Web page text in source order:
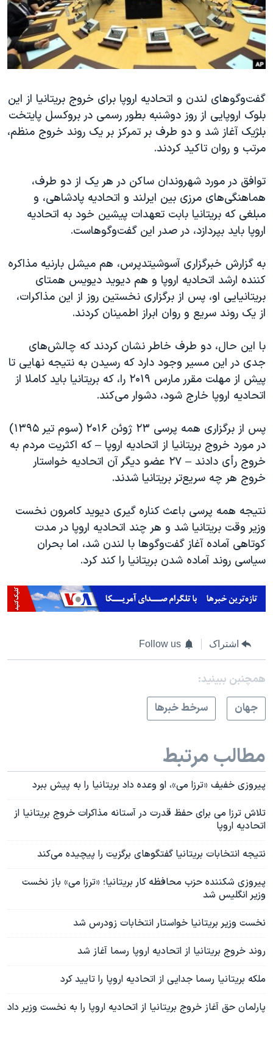
فرهنگ و زندگی
حقوق شهروندی
اقتصادی
اسرائیل در جنگ
گالری عکس
آرشیو پخش زنده
مستندها
انتخابات ریاست جمهوری آمریکا ۲۰۲۴
حمله جمهوری اسلامی به اسرائیل
ورزش زنان در ایران
اعتراضات زن، زندگی، آزادی
مجموعه مستندهای دادخواهی
دادگاه حمید نوری
چهل سال گروگان‌گیری
قانون شفافیت دارائی کادر رهبری ایران
اسرائیل در جنگ
نرگس محمدی برنده جایزه نوبل صلح
همایش محافظه‌کاران آمریکا «سی‌پک»
صفحه‌های ویژه
سفر پرزیدنت ترامپ به چین
دنبال کنید
زبانهای مختلف
گفت‌وگوهای لندن و اتحادیه اروپا برای خروج بریتانیا از این
بلوک اروپایی از روز دوشنبه بطور رسمی در بروکسل پایتخت
بلژیک آغاز شد و دو طرف بر تمرکز بر یک روند خروج منظم،
مرتب و روان تاکید کردند.
توافق در مورد شهروندان ساکن در هر یک از دو طرف،
هماهنگی‌‌های مرزی بین ایرلند و اتحادیه پادشاهی، و
مبلغی که بریتانیا بابت تعهدات پیشین خود به اتحادیه
اروپا باید بپردازد، در صدر این گفت‌وگوهاست.
به گزارش خبرگزاری آسوشیتدپرس، هم میشل بارنیه مذاکره
کننده ارشد اتحادیه اروپا و هم دیوید دیویس همتای
بریتانیایی او، پس از برگزاری نخستین روز از این مذاکرات،
از یک روند سریع و روان ابراز اطمینان کردند.
با این حال، دو طرف خاطر نشان کردند که چالش‌های
جدی در این مسیر وجود دارد که رسیدن به نتیجه نهایی تا
پیش از مهلت مقرر مارس ۲۰۱۹ را، که بریتانیا باید کاملا از
اتحادیه اروپا خارج شود، دشوار می‌کند.
پس از برگزاری همه پرسی ۲۳ ژوئن ۲۰۱۶ (سوم تیر ۱۳۹۵)
در مورد خروج بریتانیا از اتحادیه اروپا – که اکثریت مردم به
خروج رأی دادند – ۲۷ عضو دیگر آن اتحادیه خواستار
خروج هر چه سریع‌تر بریتانیا شدند.
نتیجه همه پرسی باعث کناره گیری دیوید کامرون نخست
وزیر وقت بریتانیا شد و هر چند اتحادیه اروپا در مدت
کوتاهی آماده آغاز گفت‌وگوها با لندن شد، اما بحران
سیاسی روند آماده شدن بریتانیا را کند کرد.
اشتراک Follow us
همچنبن ببینید:
جهان
سرخط خبرها
مطالب مرتبط
پیروزی خفیف «ترزا می»، او وعده داد بریتانیا را به پیش ببرد
تلاش ترزا می برای حفظ قدرت در آستانه مذاکرات خروج بریتانیا از
اتحادیه اروپا
نتیجه انتخابات بریتانیا گفتگوهای برگزیت را پیچیده می‌کند
پیروزی شکننده حزب محافظه کار بریتانیا؛ «ترزا می» باز نخست
وزیر انگلیس شد
نخست وزیر بریتانیا خواستار انتخابات زودرس شد
روند خروج بریتانیا از اتحادیه اروپا رسما آغاز شد
ملکه بریتانیا رسما جدایی از اتحادیه اروپا را تایید کرد
پارلمان حق آغاز خروج بریتانیا از اتحادیه اروپا را به نخست وزیر داد